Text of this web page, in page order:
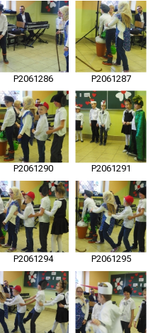
P2061286 P2061287
P2061290 P2061291
P2061294 P2061295